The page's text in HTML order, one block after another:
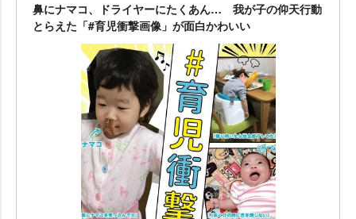
鼻にナマコ、ドライヤーにたくあん… 我が子の仰天行動
とらえた「#育児衝撃画像」が面白かわいい